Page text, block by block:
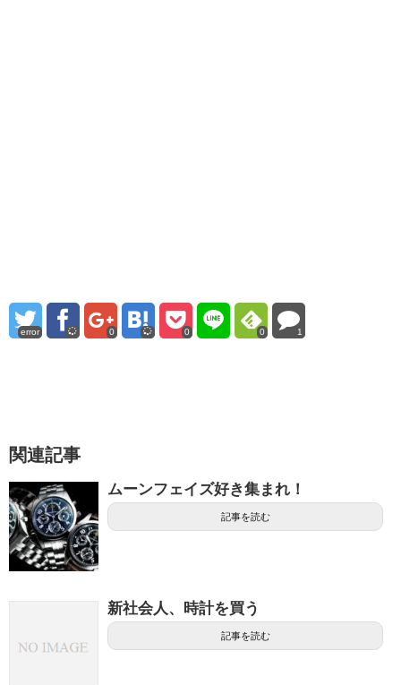
error 0 0 0 1
関連記事
ムーンフェイズ好き集まれ！
記事を読む
新社会人、時計を買う
記事を読む